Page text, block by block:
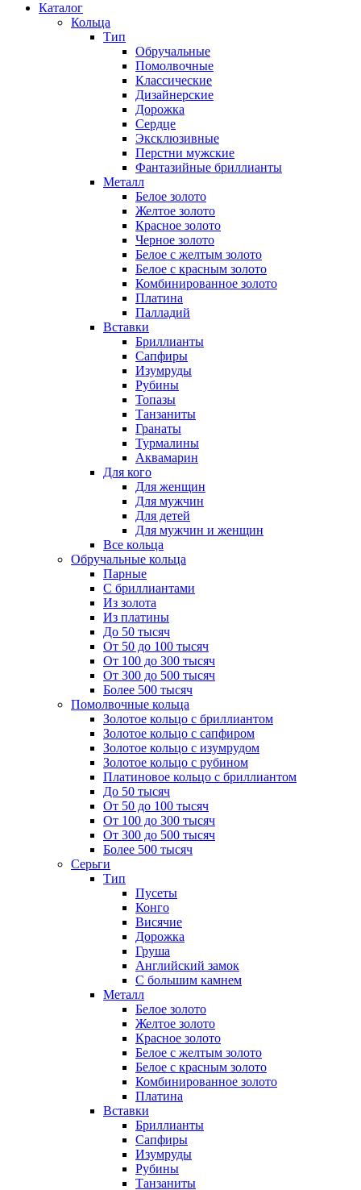
Каталог
Кольца
Тип
Обручальные
Помолвочные
Классические
Дизайнерские
Дорожка
Сердце
Эксклюзивные
Перстни мужские
Фантазийные бриллианты
Металл
Белое золото
Желтое золото
Красное золото
Черное золото
Белое с желтым золото
Белое с красным золото
Комбинированное золото
Платина
Палладий
Вставки
Бриллианты
Сапфиры
Изумруды
Рубины
Топазы
Танзаниты
Гранаты
Турмалины
Аквамарин
Для кого
Для женщин
Для мужчин
Для детей
Для мужчин и женщин
Все кольца
Обручальные кольца
Парные
С бриллиантами
Из золота
Из платины
До 50 тысяч
От 50 до 100 тысяч
От 100 до 300 тысяч
От 300 до 500 тысяч
Более 500 тысяч
Помолвочные кольца
Золотое кольцо с бриллиантом
Золотое кольцо с сапфиром
Золотое кольцо с изумрудом
Золотое кольцо с рубином
Платиновое кольцо с бриллиантом
До 50 тысяч
От 50 до 100 тысяч
От 100 до 300 тысяч
От 300 до 500 тысяч
Более 500 тысяч
Серьги
Тип
Пусеты
Конго
Висячие
Дорожка
Груша
Английский замок
С большим камнем
Металл
Белое золото
Желтое золото
Красное золото
Белое с желтым золото
Белое с красным золото
Комбинированное золото
Платина
Вставки
Бриллианты
Сапфиры
Изумруды
Рубины
Танзаниты